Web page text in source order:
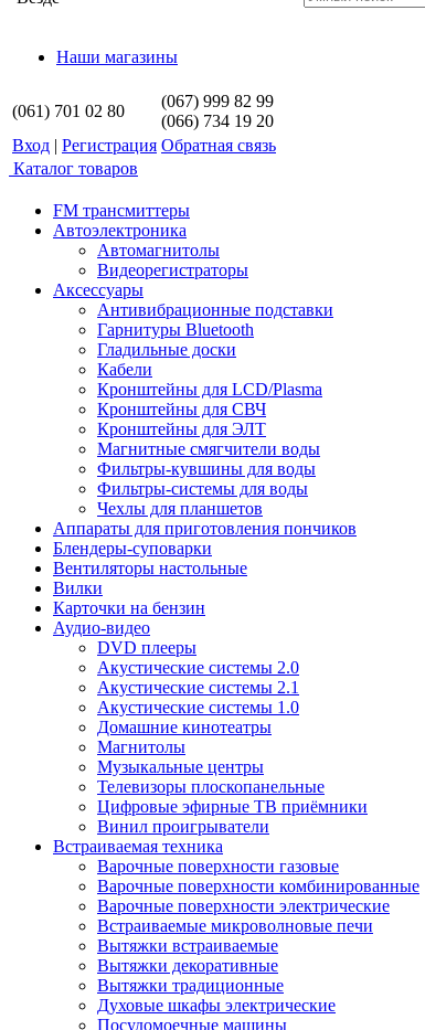
Наши магазины
(061) 701 02 80
(067) 999 82 99
(066) 734 19 20
Вход | Регистрация Обратная связь
Каталог товаров
FM трансмиттеры
Автоэлектроника
Автомагнитолы
Видеорегистраторы
Аксессуары
Антивибрационные подставки
Гарнитуры Bluetooth
Гладильные доски
Кабели
Кронштейны для LCD/Plasma
Кронштейны для СВЧ
Кронштейны для ЭЛТ
Магнитные смягчители воды
Фильтры-кувшины для воды
Фильтры-системы для воды
Чехлы для планшетов
Аппараты для приготовления пончиков
Блендеры-суповарки
Вентиляторы настольные
Вилки
Карточки на бензин
Аудио-видео
DVD плееры
Акустические системы 2.0
Акустические системы 2.1
Акустические системы 1.0
Домашние кинотеатры
Магнитолы
Музыкальные центры
Телевизоры плоскопанельные
Цифровые эфирные ТВ приёмники
Винил проигрыватели
Встраиваемая техника
Варочные поверхности газовые
Варочные поверхности комбинированные
Варочные поверхности электрические
Встраиваемые микроволновые печи
Вытяжки встраиваемые
Вытяжки декоративные
Вытяжки традиционные
Духовые шкафы электрические
Посудомоечные машины